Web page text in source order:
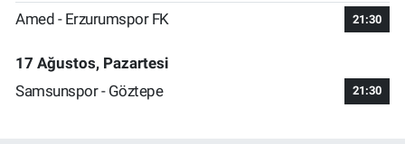
Amed - Erzurumspor FK 21:30
17 Ağustos, Pazartesi
Samsunspor - Göztepe
21:30